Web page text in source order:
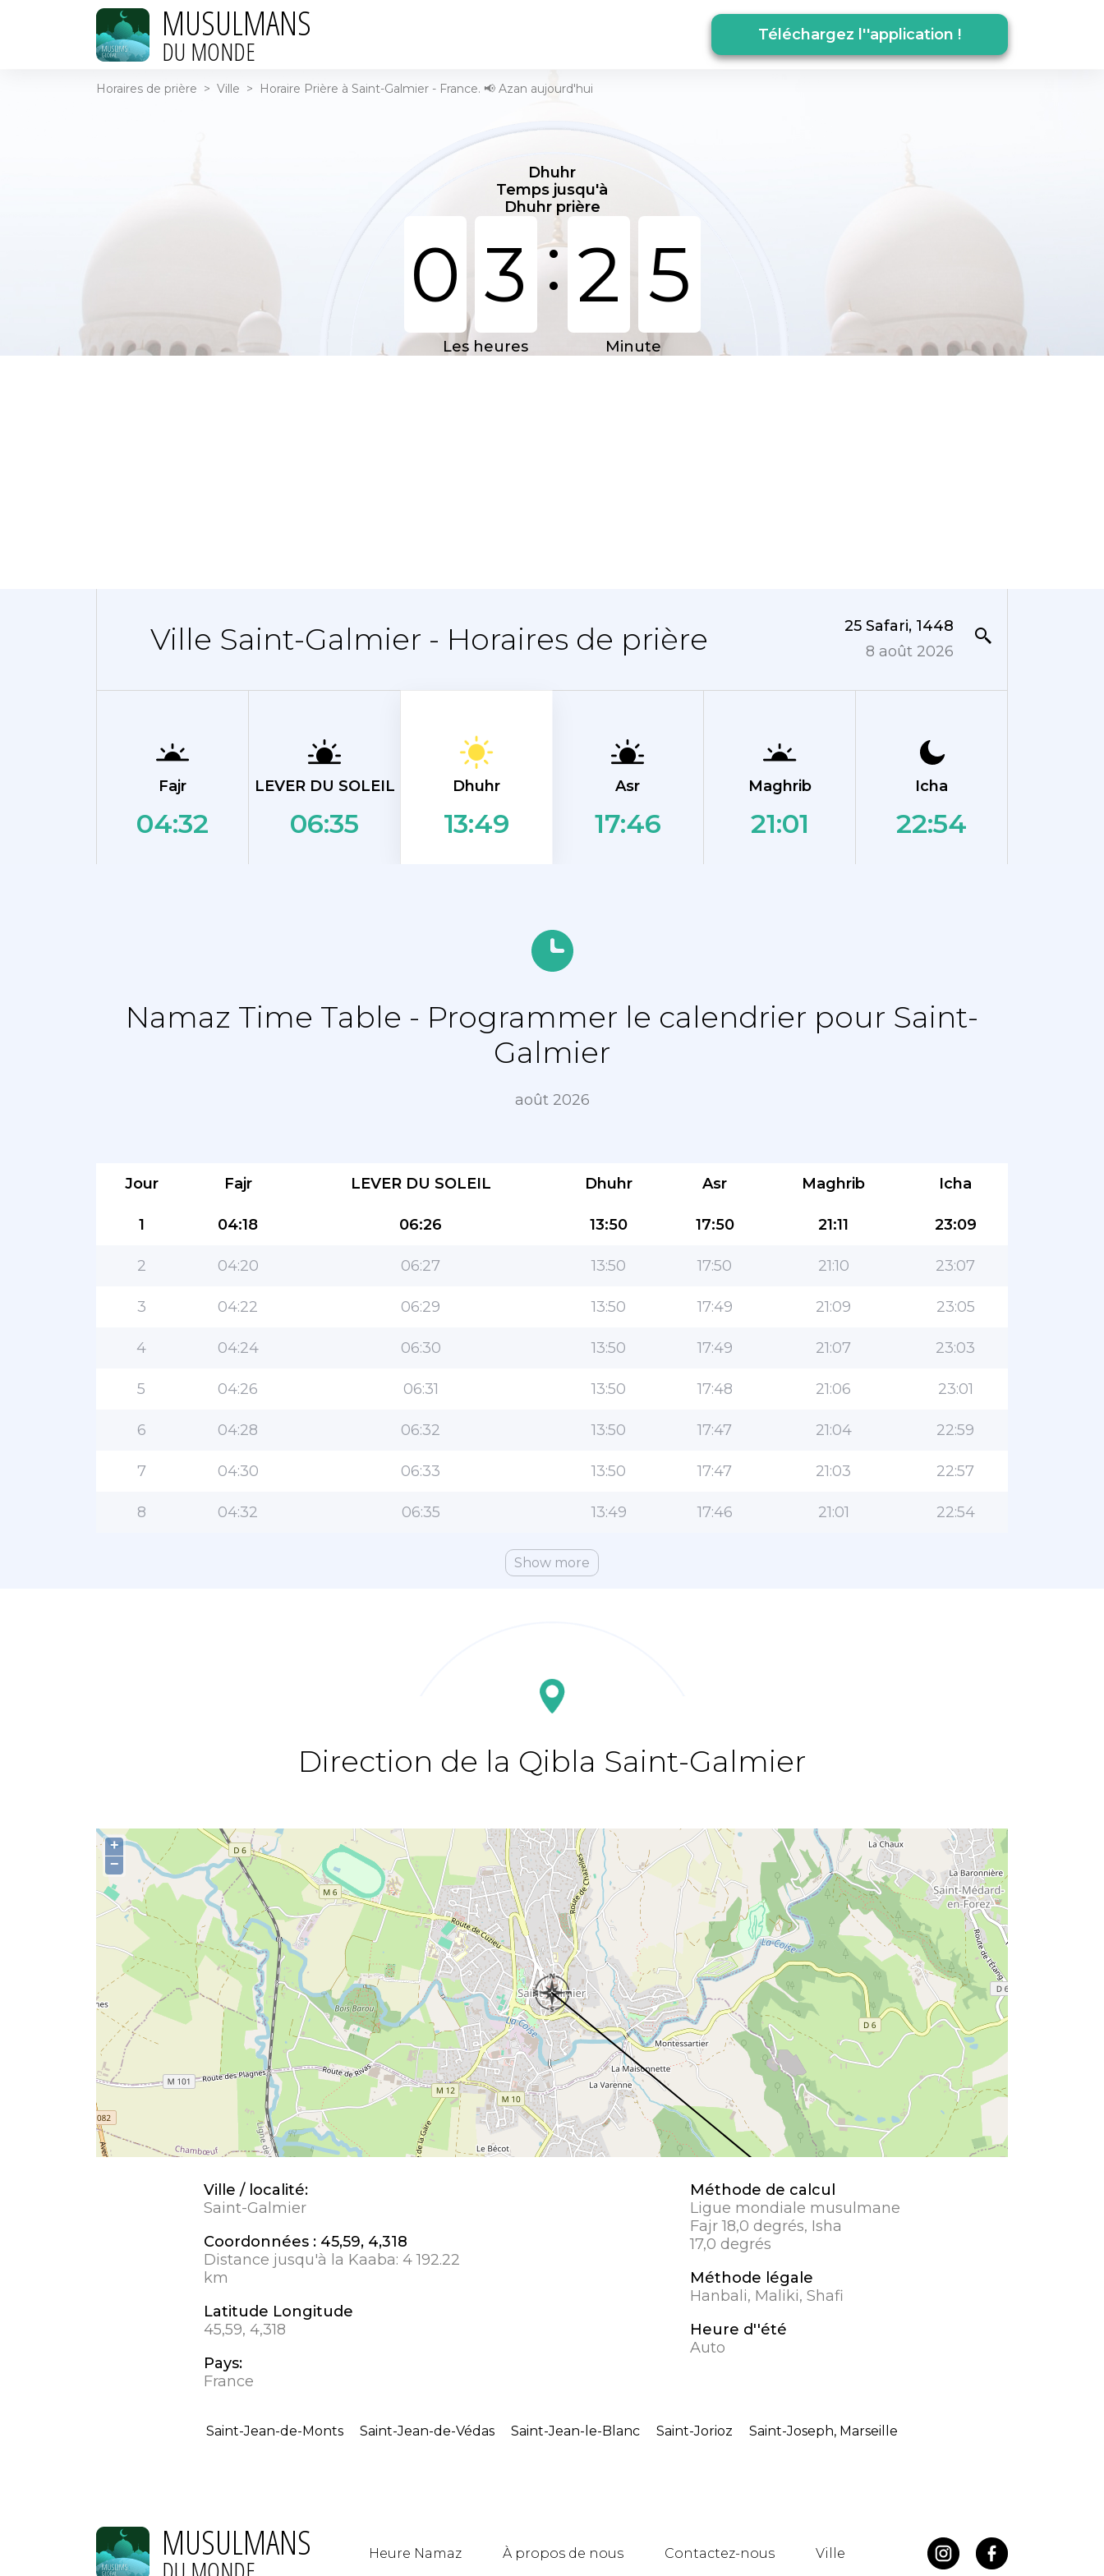
MUSULMANS
DU MONDE Téléchargez l''application !
Horaires de prière > Ville > Horaire Prière à Saint-Galmier - France. 📢 Azan aujourd'hui
Dhuhr
Temps jusqu'à
Dhuhr prière
0 3 :2 5
Les heures Minute
Ville Saint-Galmier - Horaires de prière
25 Safari, 1448
8 août 2026
Fajr
04:32
LEVER DU SOLEIL
06:35
Dhuhr
13:49
Asr
17:46
Maghrib
21:01
Icha
22:54
Namaz Time Table - Programmer le calendrier pour Saint-
Galmier
août 2026
Jour Fajr LEVER DU SOLEIL Dhuhr Asr Maghrib Icha
1 04:18 06:26 13:50 17:50 21:11 23:09
2 04:20 06:27 13:50 17:50 21:10 23:07
3 04:22 06:29 13:50 17:49 21:09 23:05
4 04:24 06:30 13:50 17:49 21:07 23:03
5 04:26 06:31 13:50 17:48 21:06 23:01
6 04:28 06:32 13:50 17:47 21:04 22:59
7 04:30 06:33 13:50 17:47 21:03 22:57
8 04:32 06:35 13:49 17:46 21:01 22:54
Show more
Direction de la Qibla Saint-Galmier
+
−
Ville / localité:
Saint-Galmier
Coordonnées : 45,59, 4,318
Distance jusqu'à la Kaaba:4 192.22
km
Latitude Longitude
45,59, 4,318
Pays:
France
Méthode de calcul
Ligue mondiale musulmane
Fajr 18,0 degrés, Isha
17,0 degrés
Méthode légale
Hanbali, Maliki, Shafi
Heure d''été
Auto
Saint-Jean-de-Monts Saint-Jean-de-Védas Saint-Jean-le-Blanc Saint-Jorioz Saint-Joseph, Marseille
MUSULMANS Heure Namaz À propos de nous Contactez-nous Ville
musulmans!
L''application islamique de style de vie populaire,
avec des fonctionnalités faciles à utiliser et les